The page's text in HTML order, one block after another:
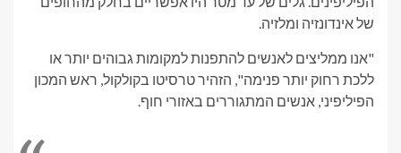
של אינדונזיה ומלזיה.
"אנו ממליצים לאנשים להתפנות למקומות גבוהים יותר או
ללכת רחוק יותר פנימה", הזהיר טרסיטו בקולקול, ראש המכון
הפיליפיני, אנשים המתגוררים באזורי חוף.